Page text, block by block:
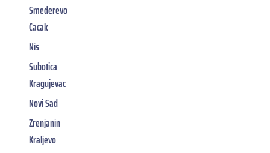
Smederevo
Cacak
Nis
Subotica
Kragujevac
Novi Sad
Zrenjanin
Kraljevo